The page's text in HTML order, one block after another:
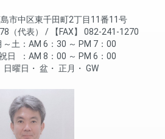
市中区東千田町2丁目11番11号
（代表） FAX
082-241-1270
～土
AM 6：30 ～ PM 7：00
日
AM 8：00 ～ PM 6：00
日曜日 盆 正月 GW